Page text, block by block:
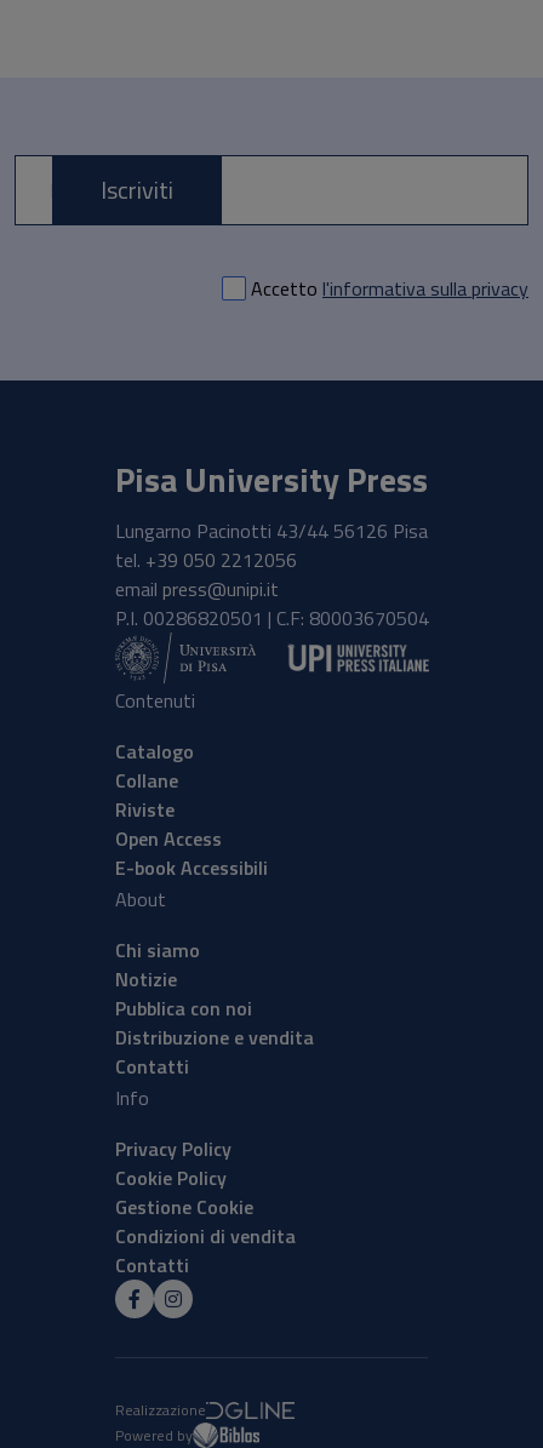
E-mail *
Accetto l'informativa sulla privacy
Iscriviti
Pisa University Press
Lungarno Pacinotti 43/44 56126 Pisa
tel. +39 050 2212056
email press@unipi.it
P.I. 00286820501 | C.F: 80003670504
Contenuti
Catalogo
Collane
Riviste
Open Access
E-book Accessibili
About
Chi siamo
Notizie
Pubblica con noi
Distribuzione e vendita
Contatti
Info
Privacy Policy
Cookie Policy
Gestione Cookie
Condizioni di vendita
Contatti
Realizzazione
Powered by